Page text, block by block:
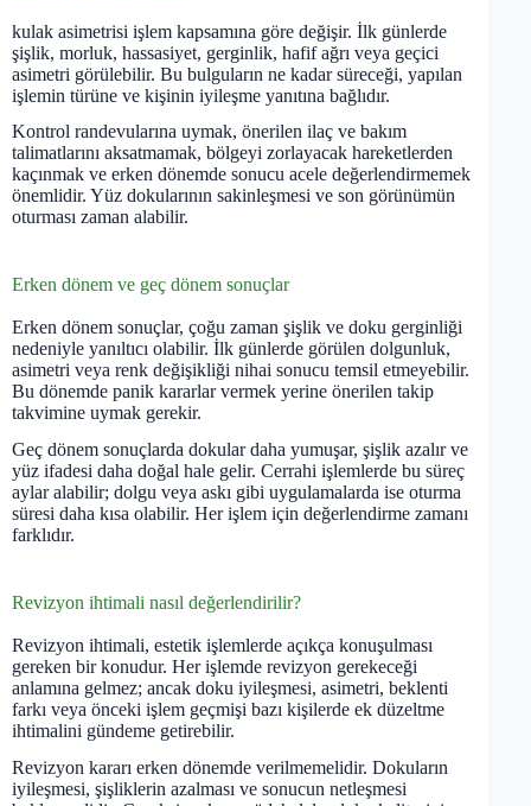
kulak asimetrisi işlem kapsamına göre değişir. İlk günlerde
şişlik, morluk, hassasiyet, gerginlik, hafif ağrı veya geçici
asimetri görülebilir. Bu bulguların ne kadar süreceği, yapılan
işlemin türüne ve kişinin iyileşme yanıtına bağlıdır.
Kontrol randevularına uymak, önerilen ilaç ve bakım
talimatlarını aksatmamak, bölgeyi zorlayacak hareketlerden
kaçınmak ve erken dönemde sonucu acele değerlendirmemek
önemlidir. Yüz dokularının sakinleşmesi ve son görünümün
oturması zaman alabilir.
Erken dönem ve geç dönem sonuçlar
Erken dönem sonuçlar, çoğu zaman şişlik ve doku gerginliği
nedeniyle yanıltıcı olabilir. İlk günlerde görülen dolgunluk,
asimetri veya renk değişikliği nihai sonucu temsil etmeyebilir.
Bu dönemde panik kararlar vermek yerine önerilen takip
takvimine uymak gerekir.
Geç dönem sonuçlarda dokular daha yumuşar, şişlik azalır ve
yüz ifadesi daha doğal hale gelir. Cerrahi işlemlerde bu süreç
aylar alabilir; dolgu veya askı gibi uygulamalarda ise oturma
süresi daha kısa olabilir. Her işlem için değerlendirme zamanı
farklıdır.
Revizyon ihtimali nasıl değerlendirilir?
Revizyon ihtimali, estetik işlemlerde açıkça konuşulması
gereken bir konudur. Her işlemde revizyon gerekeceği
anlamına gelmez; ancak doku iyileşmesi, asimetri, beklenti
farkı veya önceki işlem geçmişi bazı kişilerde ek düzeltme
ihtimalini gündeme getirebilir.
Revizyon kararı erken dönemde verilmemelidir. Dokuların
iyileşmesi, şişliklerin azalması ve sonucun netleşmesi